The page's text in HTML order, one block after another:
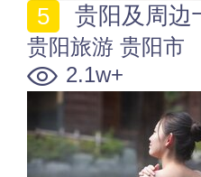
贵阳及周边
贵阳旅游 贵阳市
2.1w+